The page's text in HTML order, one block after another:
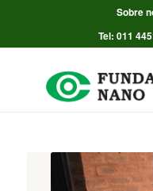
Sobre
Tel: 011